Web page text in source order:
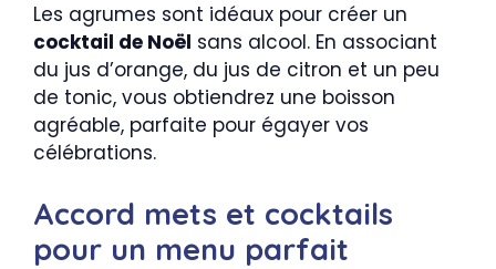
Les agrumes sont idéaux pour créer un
cocktail de Noël sans alcool. En associant
du jus d’orange, du jus de citron et un peu
de tonic, vous obtiendrez une boisson
agréable, parfaite pour égayer vos
célébrations.
Accord mets et cocktails
pour un menu parfait